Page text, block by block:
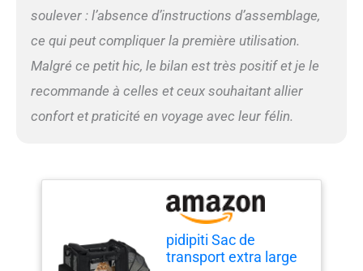
probabilité que les litières
soient creusées par le chat.
【Restez sûr et stable en
voyage】 Tous les ports de
chargement ont une double
fermeture éclair pour
empêcher l'animal d'ouvrir
les fermetures éclair et de
anti-rayures, 2 sangles
dans le sac de transport
peuvent être connectées à
compagnie. 2 boucles
peuvent être connectées à
soulever : l’absence d’instructions d’assemblage,
ce qui peut compliquer la première utilisation.
Malgré ce petit hic, le bilan est très positif et je le
recommande à celles et ceux souhaitant allier
confort et praticité en voyage avec leur félin.
pidipiti Sac de
transport extra large